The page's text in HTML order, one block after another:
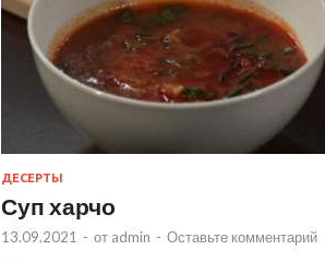
ДЕСЕРТЫ
Суп харчо
13.09.2021 - от admin - Оставьте комментарий